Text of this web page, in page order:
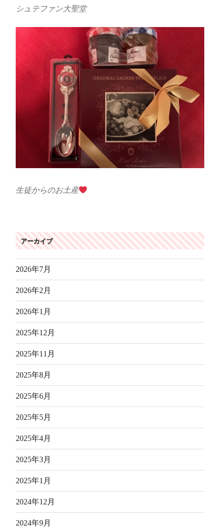
シュテファン大聖堂
生徒からのお土産
アーカイブ
2026年7月
2026年2月
2026年1月
2025年12月
2025年11月
2025年8月
2025年6月
2025年5月
2025年4月
2025年3月
2025年1月
2024年12月
2024年9月